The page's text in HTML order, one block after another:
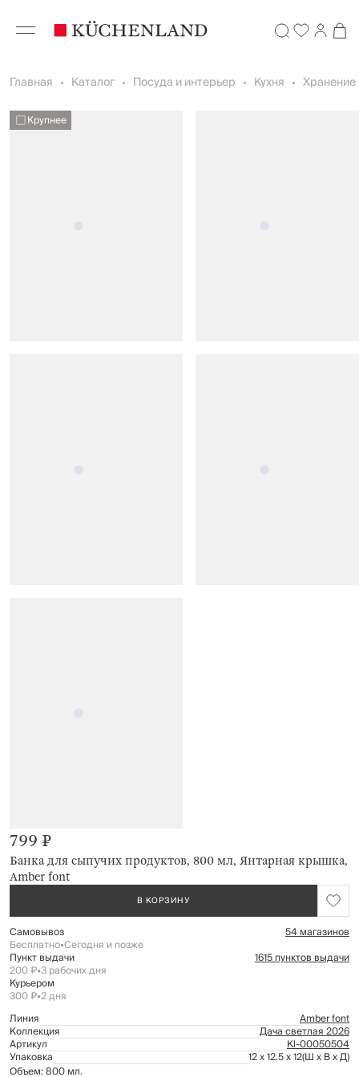
Главная Каталог Посуда и интерьер Кухня Хранение
Крупнее
Банка для сыпучих продуктов, 800 мл, Янтарная крышка,
Amber font
799 ₽
В КОРЗИНУ
Самовывоз 54 магазинов
Бесплатно•Сегодня и позже
Пункт выдачи 1615 пунктов выдачи
200 ₽•3 рабочих дня
Курьером
300 ₽•2 дня
Линия
Amber font
Коллекция Дача светлая 2026
Артикул Kl-00050504
Упаковка 12 x 12.5 x 12(Ш x В x Д)
Объем: 800 мл.